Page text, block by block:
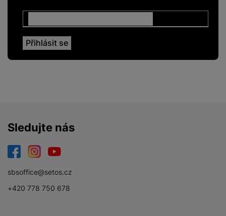
Sledujte nás
sbsoffice@setos.cz
+420 778 750 678